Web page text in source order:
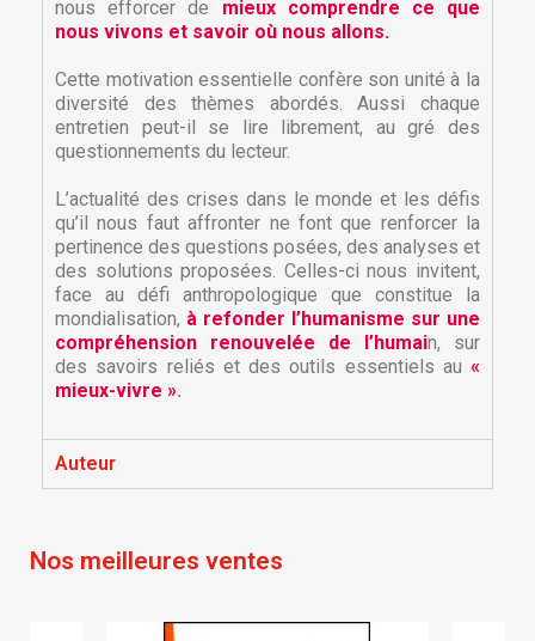
Ajouter à ma liste d'envies
add_circle_outline Créer une nouvelle liste
Créer une liste d'envies ×
Nom de la liste d'envies
Connexion ×
Vous devez être connecté pour ajouter des produits
nous efforcer de mieux comprendre ce que
nous vivons et savoir où nous allons.
Cette motivation essentielle confère son unité à la
diversité des thèmes abordés. Aussi chaque
entretien peut-il se lire librement, au gré des
questionnements du lecteur.
L’actualité des crises dans le monde et les défis
qu’il nous faut affronter ne font que renforcer la
pertinence des questions posées, des analyses et
des solutions proposées. Celles-ci nous invitent,
face au défi anthropologique que constitue la
mondialisation, à refonder l’humanisme sur une
compréhension renouvelée de l’humain, sur
des savoirs reliés et des outils essentiels au «
mieux-vivre ».
Auteur
Nos meilleures ventes